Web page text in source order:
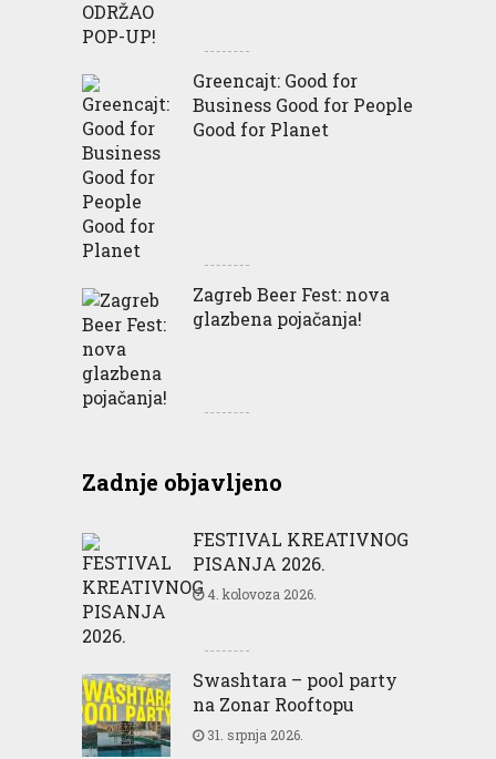
Greencajt: Good for
Business Good for People
Good for Planet
Zagreb Beer Fest: nova
glazbena pojačanja!
Zadnje objavljeno
FESTIVAL KREATIVNOG
PISANJA 2026.
4. kolovoza 2026.
Swashtara – pool party
na Zonar Rooftopu
31. srpnja 2026.